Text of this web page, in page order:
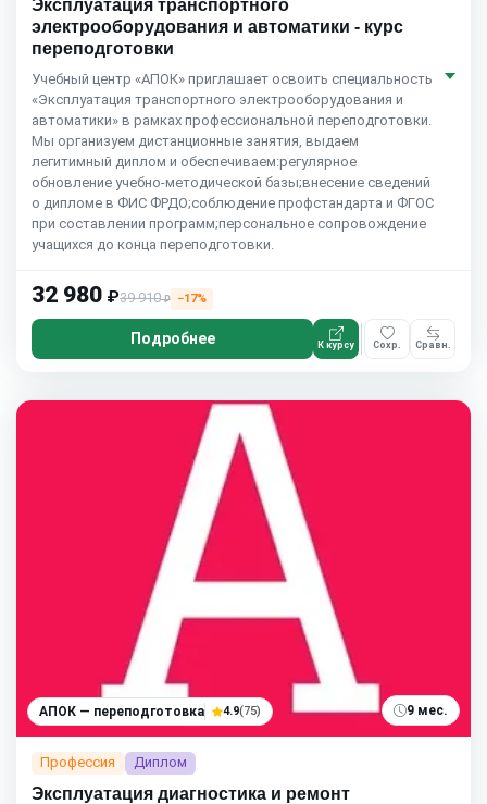
Эксплуатация транспортного
электрооборудования и автоматики - курс
переподготовки
Учебный центр «АПОК» приглашает освоить специальность
«Эксплуатация транспортного электрооборудования и
автоматики» в рамках профессиональной переподготовки.
Мы организуем дистанционные занятия, выдаем
легитимный диплом и обеспечиваем:регулярное
обновление учебно-методической базы;внесение сведений
о дипломе в ФИС ФРДО;соблюдение профстандарта и ФГОС
при составлении программ;персональное сопровождение
учащихся до конца переподготовки.
32 980 ₽39 910₽ −17%
Подробнее К курсу Сохр. Сравн.
АПОК — переподготовка 4.9(75) 9 мес.
Профессия Диплом
Эксплуатация диагностика и ремонт